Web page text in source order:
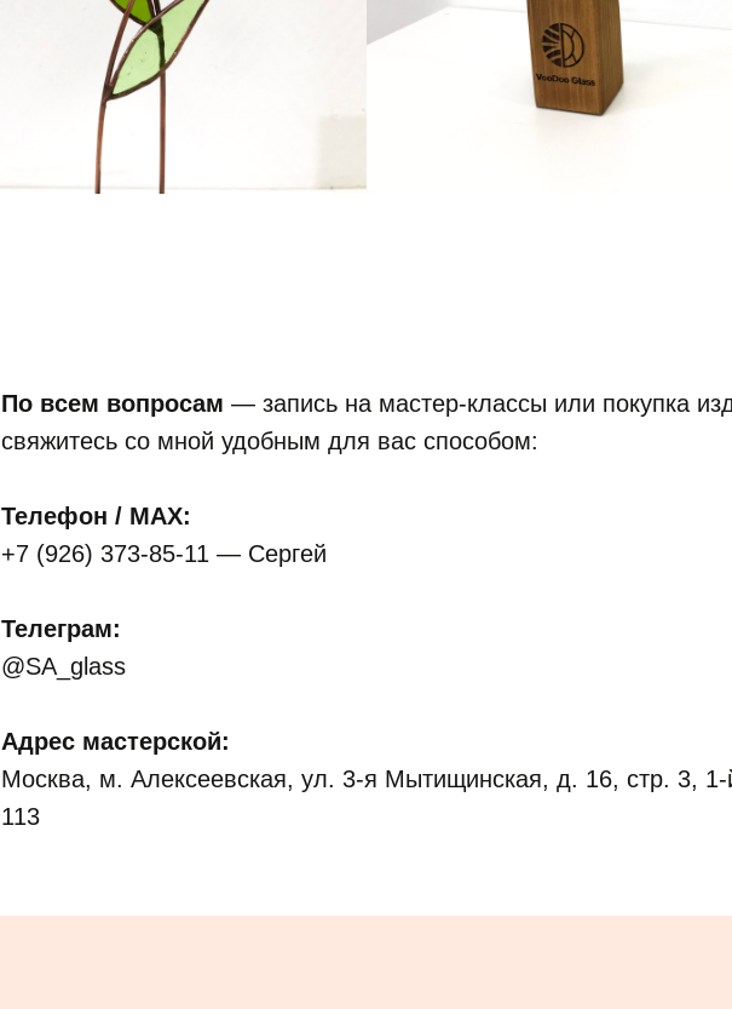
По всем вопросам — запись на мастер-классы или покупка
свяжитесь со мной удобным для вас способом:
Телефон / MAX:
+7 (926) 373-85-11 — Сергей
Телеграм:
@SA_glass
Адрес мастерской:
Москва, м. Алексеевская, ул. 3-я Мытищинская, д. 16, стр. 3, 1-
113